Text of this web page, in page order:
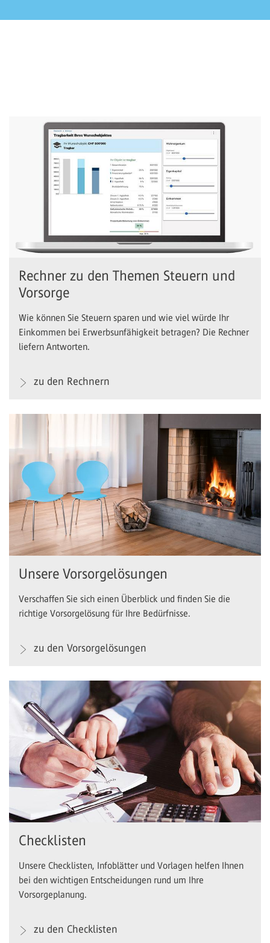
Rechner zu den Themen Steuern und
Vorsorge
Wie können Sie Steuern sparen und wie viel würde Ihr
Einkommen bei Erwerbsunfähigkeit betragen? Die Rechner
liefern Antworten.
zu den Rechnern
Unsere Vorsorgelösungen
Verschaffen Sie sich einen Überblick und finden Sie die
richtige Vorsorgelösung für Ihre Bedürfnisse.
zu den Vorsorgelösungen
Checklisten
Unsere Checklisten, Infoblätter und Vorlagen helfen Ihnen
bei den wichtigen Entscheidungen rund um Ihre
Vorsorgeplanung.
zu den Checklisten